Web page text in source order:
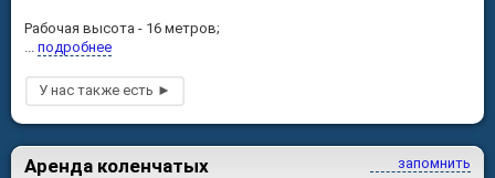
Рабочая высота - 16 метров;
подробнее
запомнить
Аренда коленчатых